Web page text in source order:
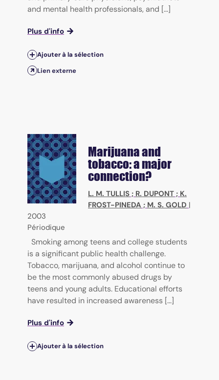
and mental health professionals, and [...]
Plus d'info
Ajouter à la sélection
Lien externe
Marijuana and
tobacco: a major
connection?
L. M. TULLIS ; R. DUPONT ; K.
FROST-PINEDA ; M. S. GOLD |
2003
Périodique
Smoking among teens and college students
is a significant public health challenge.
Tobacco, marijuana, and alcohol continue to
be the most commonly abused drugs by
teens and young adults. Educational efforts
have resulted in increased awareness [...]
Plus d'info
Ajouter à la sélection